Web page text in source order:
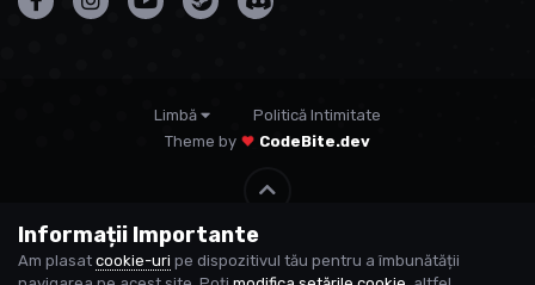
Limbă
Politică Intimitate
Theme by
CodeBite.dev
© USP
Powered by Invision Community
Informații Importante
Am plasat cookie-uri pe dispozitivul tău pentru a îmbunătății